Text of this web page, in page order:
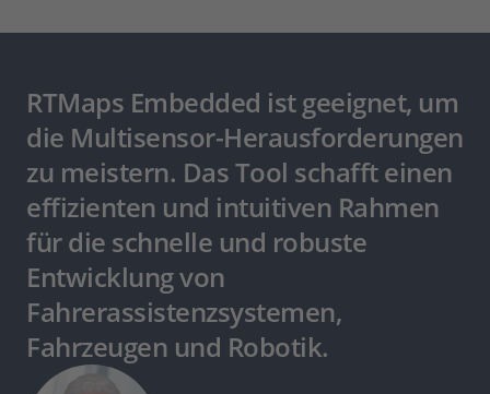
RTMaps Embedded ist geeignet, um
die Multisensor-Herausforderungen
zu meistern. Das Tool schafft einen
effizienten und intuitiven Rahmen
für die schnelle und robuste
Entwicklung von
Fahrerassistenzsystemen,
Fahrzeugen und Robotik.